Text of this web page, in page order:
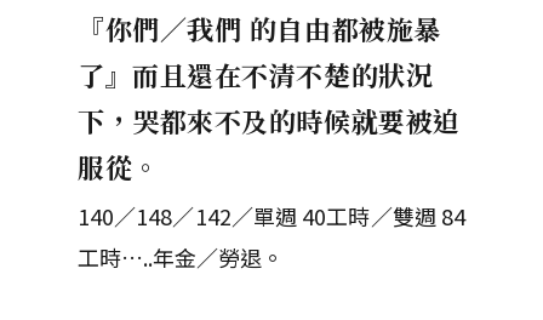
『你們／我們 的自由都被施暴
了』而且還在不清不楚的狀況
下，哭都來不及的時候就要被迫
服從。
140／148／142／單週 40工時／雙週 84
工時…..年金／勞退。